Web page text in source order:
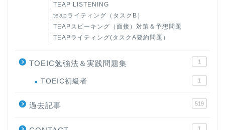
TEAP LISTENING
teapライティング（タスクB）
TEAPスピーキング（面接）対策＆予想問題
TEAPライティング(タスクA要約問題）
TOEIC勉強法＆実践問題集 1
TOEIC初級者 1
過去記事 519
1